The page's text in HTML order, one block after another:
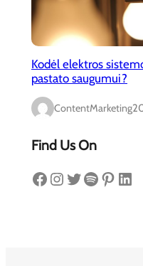
Kodėl elektros
pastato saugumui?
ContentMarketing
Find Us On
Facebook Instagram Twitter Spotify Pinterest LinkedIn